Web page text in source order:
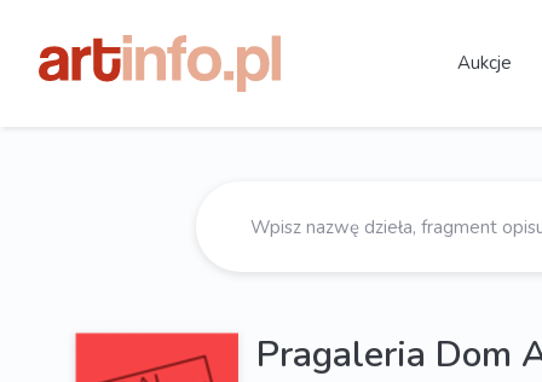
Aukcje
Pragaleria Dom